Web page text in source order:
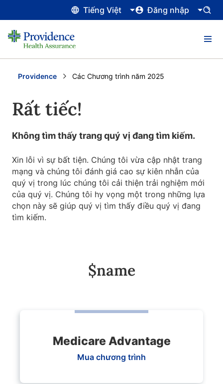
Tiếng Việt Đăng nhập
Providence Current:
Các Chương trình năm 2025
Rất tiếc!
Không tìm thấy trang quý vị đang tìm kiếm.
Xin lỗi vì sự bất tiện. Chúng tôi vừa cập nhật trang
mạng và chúng tôi đánh giá cao sự kiên nhẫn của
quý vị trong lúc chúng tôi cải thiện trải nghiệm mới
của quý vị. Chúng tôi hy vọng một trong những lựa
chọn này sẽ giúp quý vị tìm thấy điều quý vị đang
tìm kiếm.
$name
Medicare Advantage
Mua chương trình